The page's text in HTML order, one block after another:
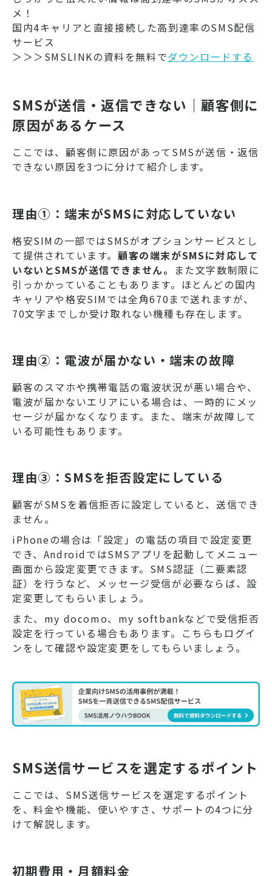
メ！
国内4キャリアと直接接続した高到達率のSMS配信
サービス
＞＞＞SMSLINKの資料を無料でダウンロードする
SMSが送信・返信できない｜顧客側に
原因があるケース
ここでは、顧客側に原因があってSMSが送信・返信
できない原因を3つに分けて紹介します。
理由①：端末がSMSに対応していない
格安SIMの一部ではSMSがオプションサービスとし
て提供されています。 顧客の端末がSMSに対応して
いないとSMSが送信できません。
また文字数制限に
引っかかっていることもあります。ほとんどの国内
キャリアや格安SIMでは全角670まで送れますが、
70文字までしか受け取れない機種も存在します。
理由②：電波が届かない・端末の故障
顧客のスマホや携帯電話の電波状況が悪い場合や、
電波が届かないエリアにいる場合は、一時的にメッ
セージが届かなくなります。また、端末が故障して
いる可能性もあります。
理由③：SMSを拒否設定にしている
顧客がSMSを着信拒否に設定していると、送信でき
ません。
iPhoneの場合は「設定」の電話の項目で設定変更
でき、AndroidではSMSアプリを起動してメニュー
画面から設定変更できます。SMS認証（二要素認
証）を行うなど、メッセージ受信が必要ならば、設
定変更してもらいましょう。
また、my docomo、my softbankなどで受信拒否
設定を行っている場合もあります。こちらもログイ
ンをして確認や設定変更をしてもらいましょう。
SMS送信サービスを選定するポイント
ここでは、SMS送信サービスを選定するポイント
を、料金や機能、使いやすさ、サポートの4つに分
けて解説します。
初期費用・月額料金